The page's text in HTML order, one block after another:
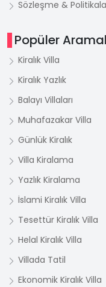
Sözleşme &
Popüler
Kiralık Villa
Kiralık Yazlık
Balayı Villaları
Muhafazakar Villa
Günlük Kiralık
Villa Kiralama
Yazlık Kiralama
İslami Kiralık Villa
Tesettür Kiralık Villa
Helal Kiralık Villa
Villada Tatil
Ekonomik Kiralık Villa